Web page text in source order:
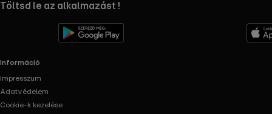
RTL+ useful links.
Töltsd le az alkalmazást !
Információ
Impresszum
Adatvédelem
Cookie-k kezelése